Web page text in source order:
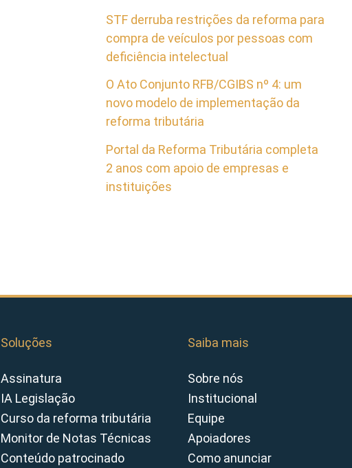
STF derruba restrições da reforma para
compra de veículos por pessoas com
deficiência intelectual
O Ato Conjunto RFB/CGIBS nº 4: um
novo modelo de implementação da
reforma tributária
Portal da Reforma Tributária completa
2 anos com apoio de empresas e
instituições
Soluções
Assinatura
IA Legislação
Curso da reforma tributária
Monitor de Notas Técnicas
Conteúdo patrocinado
Saiba mais
Sobre nós
Institucional
Equipe
Apoiadores
Como anunciar